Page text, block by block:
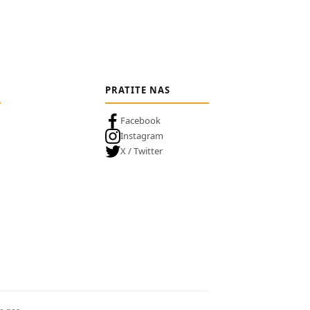
PRATITE NAS
Facebook
Instagram
X / Twitter